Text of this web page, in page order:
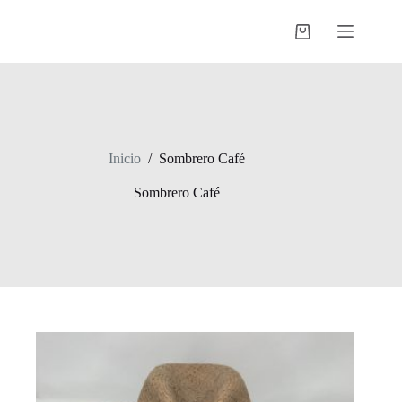
Shopping
Inicio / Sombrero Café
Sombrero Café